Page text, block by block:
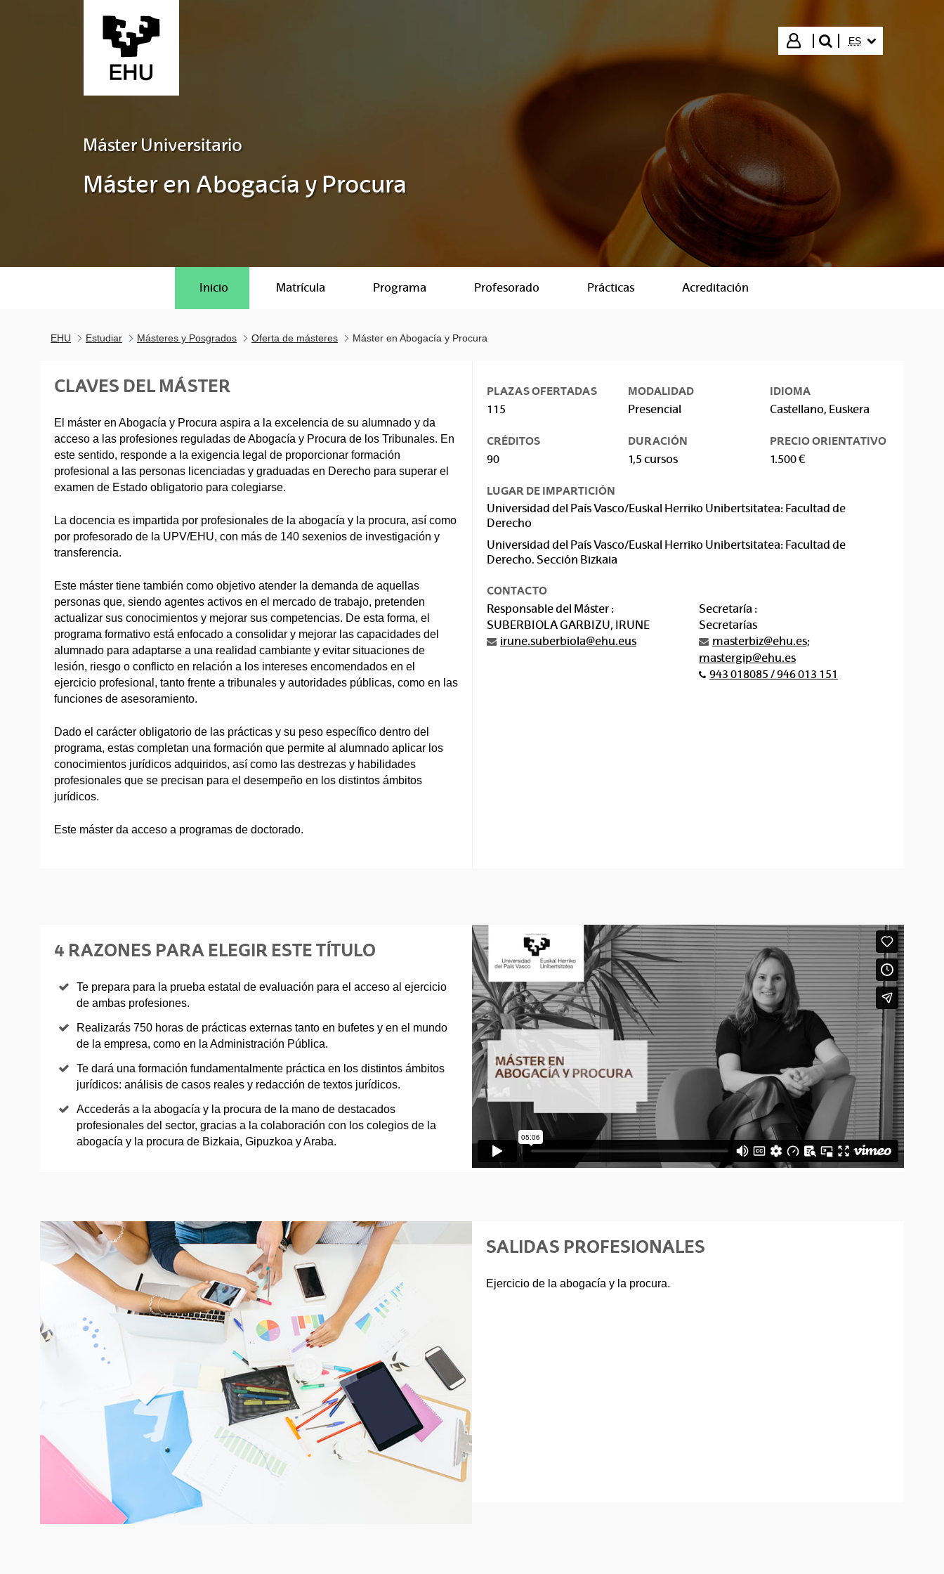
Iniciar sesión
buscar"
ES
Máster Universitario
Máster en Abogacía y Procura
Inicio Matrícula Programa Profesorado Prácticas Acreditación
EHU Estudiar Másteres y Posgrados Oferta de másteres Máster en Abogacía y Procura
CLAVES DEL MÁSTER
El máster en Abogacía y Procura aspira a la excelencia de su alumnado y da
acceso a las profesiones reguladas de Abogacía y Procura de los Tribunales. En
este sentido, responde a la exigencia legal de proporcionar formación
profesional a las personas licenciadas y graduadas en Derecho para superar el
examen de Estado obligatorio para colegiarse.
La docencia es impartida por profesionales de la abogacía y la procura, así como
por profesorado de la UPV/EHU, con más de 140 sexenios de investigación y
transferencia.
Este máster tiene también como objetivo atender la demanda de aquellas
personas que, siendo agentes activos en el mercado de trabajo, pretenden
actualizar sus conocimientos y mejorar sus competencias. De esta forma, el
programa formativo está enfocado a consolidar y mejorar las capacidades del
alumnado para adaptarse a una realidad cambiante y evitar situaciones de
lesión, riesgo o conflicto en relación a los intereses encomendados en el
ejercicio profesional, tanto frente a tribunales y autoridades públicas, como en las
funciones de asesoramiento.
Dado el carácter obligatorio de las prácticas y su peso específico dentro del
programa, estas completan una formación que permite al alumnado aplicar los
conocimientos jurídicos adquiridos, así como las destrezas y habilidades
profesionales que se precisan para el desempeño en los distintos ámbitos
jurídicos.
Este máster da acceso a programas de doctorado.
PLAZAS OFERTADAS
115
MODALIDAD
Presencial
IDIOMA
Castellano, Euskera
CRÉDITOS
90
DURACIÓN
1,5 cursos
PRECIO ORIENTATIVO
1.500 €
LUGAR DE IMPARTICIÓN
Universidad del País Vasco/Euskal Herriko Unibertsitatea: Facultad de
Derecho
Universidad del País Vasco/Euskal Herriko Unibertsitatea: Facultad de
Derecho. Sección Bizkaia
CONTACTO
Responsable del Máster :
SUBERBIOLA GARBIZU, IRUNE
irune.suberbiola@ehu.eus
Secretaría :
Secretarías
masterbiz@ehu.es;
mastergip@ehu.es
943 018085 / 946 013 151
4 RAZONES PARA ELEGIR ESTE TÍTULO
Te prepara para la prueba estatal de evaluación para el acceso al ejercicio
de ambas profesiones.
Realizarás 750 horas de prácticas externas tanto en bufetes y en el mundo
de la empresa, como en la Administración Pública.
Te dará una formación fundamentalmente práctica en los distintos ámbitos
jurídicos: análisis de casos reales y redacción de textos jurídicos.
Accederás a la abogacía y la procura de la mano de destacados
profesionales del sector, gracias a la colaboración con los colegios de la
abogacía y la procura de Bizkaia, Gipuzkoa y Araba.
SALIDAS PROFESIONALES
Ejercicio de la abogacía y la procura.